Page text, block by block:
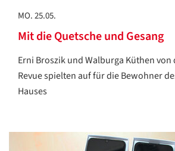
MO. 25.05.
Mit die Quetsche und Gesang
Erni Broszik und Walburga Küthen
Revue spielten auf für die Bewohner
Hauses